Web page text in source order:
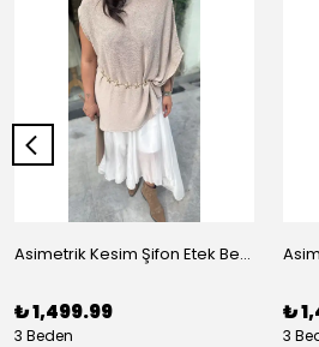
Asimetrik Kesim Şifon Etek Beyaz
₺ 1,499.99
3 Beden
₺
3